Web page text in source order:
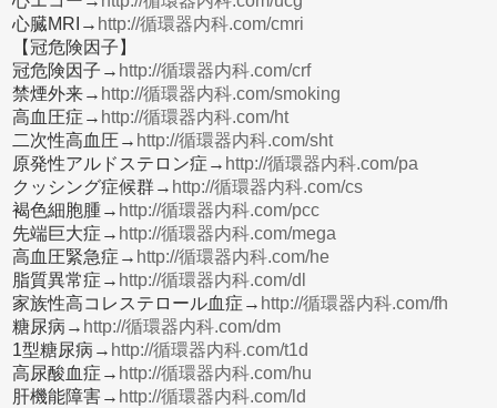
心臓MRI→ http://循環器内科.com/cmri
【冠危険因子】
冠危険因子→ http://循環器内科.com/crf
禁煙外来→ http://循環器内科.com/smoking
高血圧症→ http://循環器内科.com/ht
二次性高血圧→ http://循環器内科.com/sht
原発性アルドステロン症→ http://循環器内科.com/pa
クッシング症候群→ http://循環器内科.com/cs
褐色細胞腫→ http://循環器内科.com/pcc
先端巨大症→ http://循環器内科.com/mega
高血圧緊急症→ http://循環器内科.com/he
脂質異常症→ http://循環器内科.com/dl
家族性高コレステロール血症→ http://循環器内科.com/fh
糖尿病→ http://循環器内科.com/dm
1型糖尿病→ http://循環器内科.com/t1d
高尿酸血症→ http://循環器内科.com/hu
肝機能障害→ http://循環器内科.com/ld